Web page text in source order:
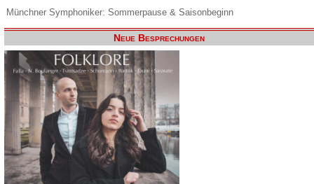
Münchner Symphoniker: Sommerpause & Saisonbeginn
Neue Besprechungen